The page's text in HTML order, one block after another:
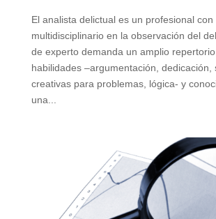
El analista delictual es un profesional
multidisciplinario en la observación del
de experto demanda un amplio
habilidades –argumentación, dedicación,
creativas para problemas, lógica- y
una...